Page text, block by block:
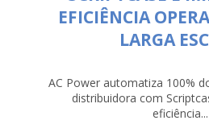
EFICIÊNCIA
LARGA
AC Power automatiza 100%
distribuidora com
eficiência...